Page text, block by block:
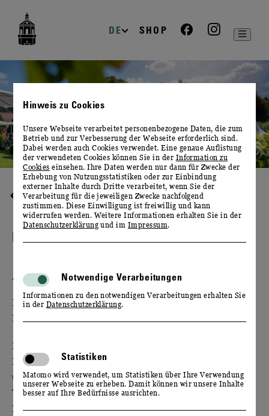
Navigation
DE SHOP
HÖHEPUNKTE
FEDERWEISSERFEST
12. & 13. SEPTEMBER 2026
Feiern Sie mit uns den Start der Weinlese und den
Beginn der Federweißer-Saison im Elbtal!
Freuen Sie sich auf ein abwechslungsreiches
Programm aus kulinarischem Genuss, Live-Musik
und spannenden Einblicken in die Arbeit unserer
Winzer im Weinberg und im Weinkeller. Bei
Führungen durch die Manufaktur erfahren
Hinweis zu Cookies
Unsere Webseite verarbeitet personenbezogene Daten, die zum
Betrieb und zur Verbesserung der Webseite erforderlich sind.
Dabei werden auch Cookies verwendet. Eine genaue Auflistung
der verwendeten Cookies können Sie in der Information zu
Cookies einsehen. Ihre Daten werden nur dann für Zwecke der
Erhebung von Nutzungsstatistiken oder zur Einbindung
externer Inhalte durch Dritte verarbeitet, wenn Sie der
Verarbeitung für die jeweiligen Zwecke nachfolgend
zustimmen. Diese Einwilligung ist freiwillig und kann
widerrufen werden. Weitere Informationen erhalten Sie in der
Datenschutzerklärung und im Impressum.
Notwendige Verarbeitungen
Informationen zu den notwendigen Verarbeitungen erhalten Sie
in der Datenschutzerklärung.
Statistiken
Matomo wird verwendet, um Statistiken über Ihre Verwendung
unserer Webseite zu erheben. Damit können wir unsere Inhalte
besser auf Ihre Bedürfnisse ausrichten.